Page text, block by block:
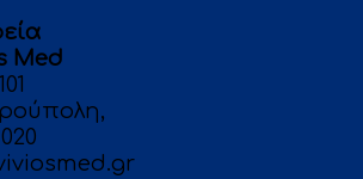
Med